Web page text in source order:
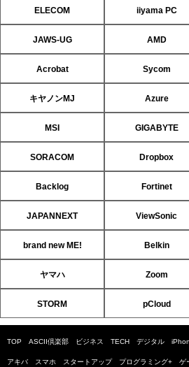
ELECOM iiyama PC
JAWS-UG AMD
Acrobat Sycom
キヤノンMJ Azure
MSI GIGABYTE
SORACOM Dropbox
Backlog Fortinet
JAPANNEXT ViewSonic
brand new ME! Belkin
ヤマハ Zoom
STORM pCloud
TOP ASCII倶楽部 ビジネス TECH デジタル
アキバ スマホ スタートアップ プログラミング+ ゲ